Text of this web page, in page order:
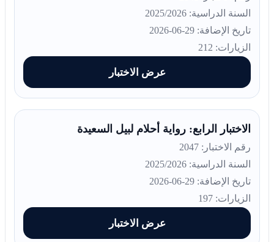
السنة الدراسية: 2025/2026
تاريخ الإضافة: 29-06-2026
الزيارات: 212
عرض الاختبار
الاختبار الرابع: رواية أحلام لبيل السعيدة
رقم الاختبار: 2047
السنة الدراسية: 2025/2026
تاريخ الإضافة: 29-06-2026
الزيارات: 197
عرض الاختبار